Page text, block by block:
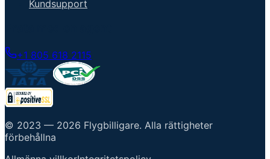
Kundsupport
+1 805 618 2115
© 2023 — 2026 Flygbilligare. Alla rättigheter
förbehållna